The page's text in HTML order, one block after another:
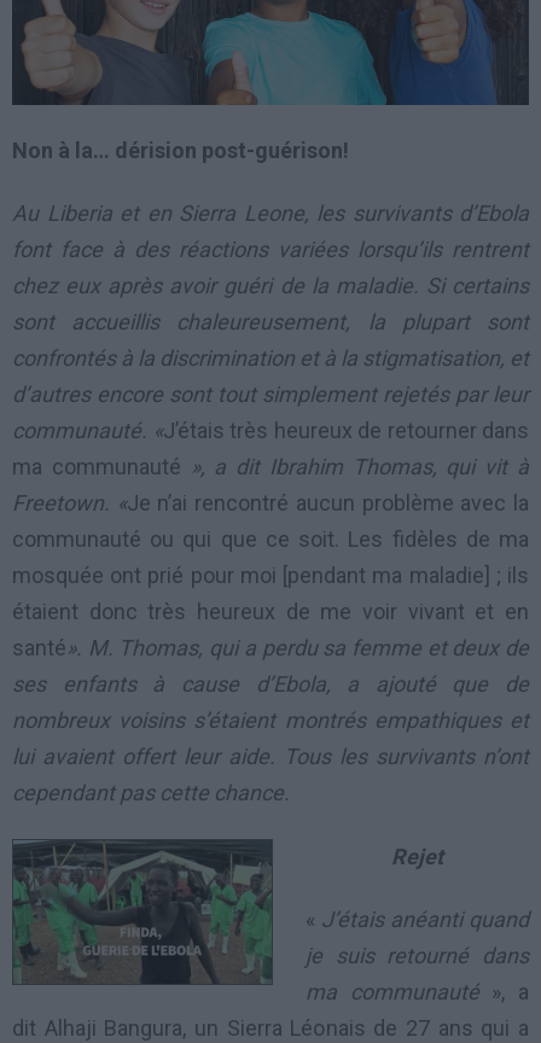
Non à la… dérision post-guérison!
Au Liberia et en Sierra Leone, les survivants d’Ebola
font face à des réactions variées lorsqu’ils rentrent
chez eux après avoir guéri de la maladie. Si certains
sont accueillis chaleureusement, la plupart sont
confrontés à la discrimination et à la stigmatisation, et
d’autres encore sont tout simplement rejetés par leur
communauté. «J’étais très heureux de retourner dans
ma communauté », a dit Ibrahim Thomas, qui vit à
Freetown. «Je n’ai rencontré aucun problème avec la
communauté ou qui que ce soit. Les fidèles de ma
mosquée ont prié pour moi [pendant ma maladie] ; ils
étaient donc très heureux de me voir vivant et en
santé». M. Thomas, qui a perdu sa femme et deux de
ses enfants à cause d’Ebola, a ajouté que de
nombreux voisins s’étaient montrés empathiques et
lui avaient offert leur aide. Tous les survivants n’ont
cependant pas cette chance.
Rejet
« J’étais anéanti quand
je suis retourné dans
ma communauté », a
dit Alhaji Bangura, un Sierra Léonais de 27 ans qui a